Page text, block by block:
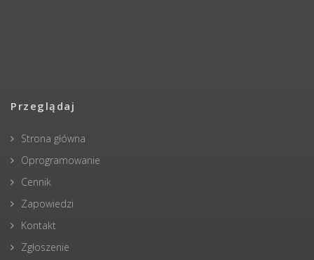
Przeglądaj
Strona główna
Oprogramowanie
Cennik
Zapowiedzi
Kontakt
Zgłoszenie